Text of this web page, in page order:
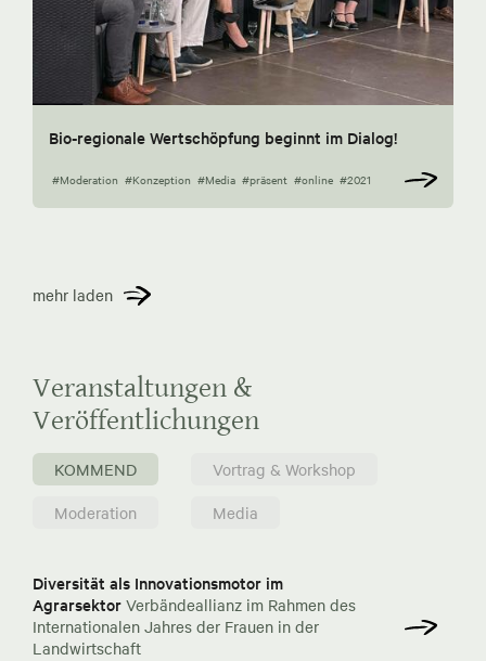
Bio-regionale Wertschöpfung beginnt im Dialog!
#Moderation #Konzeption #Media #präsent #online #2021
mehr laden
Veranstaltungen &
Veröffentlichungen
KOMMEND
Vortrag & Workshop
Moderation
Media
Diversität als Innovationsmotor im
Agrarsektor Verbändeallianz im Rahmen des
Internationalen Jahres der Frauen in der
Landwirtschaft